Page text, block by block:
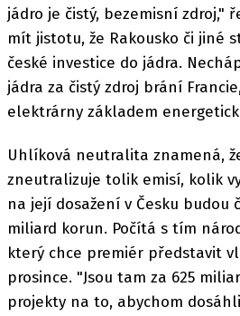
jádro je čistý, bezemisní zdroj,"
mít jistotu, že Rakousko či jiné
české investice do jádra.
jádra za čistý zdroj brání
elektrárny základem
Uhlíková neutralita znamená,
zneutralizuje tolik emisí, kolik
na její dosažení v Česku budou
miliard korun. Počítá s tím
který chce premiér představit
prosince. "Jsou tam za 625
projekty na to, abychom